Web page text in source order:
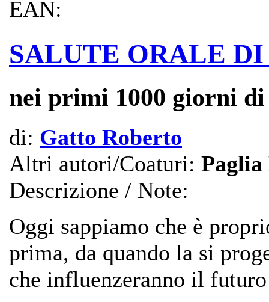
EAN:
SALUTE ORALE
nei primi 1000 giorni
di: Gatto Roberto
Altri autori/Coaturi:
Descrizione / Note:
Oggi sappiamo che è
prima, da quando la si
che influenzeranno il